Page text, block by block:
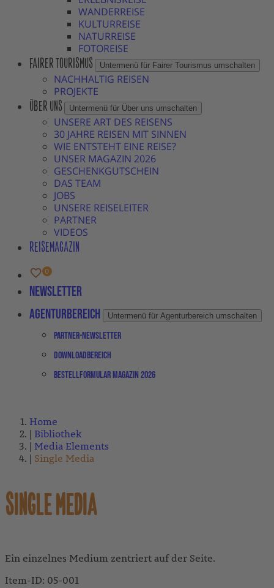
WANDERREISE
KULTURREISE
NATURREISE
FOTOREISE
FAIRER TOURISMUS Untermenü für Fairer Tourismus umschalten
NACHHALTIG REISEN
PROJEKTE
ÜBER UNS Untermenü für Über uns umschalten
UNSERE ART DES REISENS
30 JAHRE REISEN MIT SINNEN
WIE ENTSTEHT EINE REISE?
UNSER MAGAZIN 2026
GESCHENKGUTSCHEIN
DAS TEAM
JOBS
UNSERE REISELEITER
PARTNER
VIDEOS
REISEMAGAZIN
Newsletter
Agenturbereich
Untermenü für Agenturbereich umschalten
Partner-Newsletter
Downloadbereich
Bestellformular Magazin 2026
Home
Bibliothek
Media Elements
Single Media
SINGLE MEDIA
Ein einzelnes Medium zentriert auf der Seite.
Item-ID: 05-001